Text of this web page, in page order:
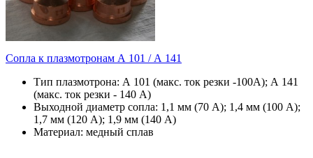
Сопла к плазмотронам А 101 / А 141
Тип плазмотрона: А 101 (макс. ток резки -100А); А 141
(макс. ток резки - 140 А)
Выходной диаметр сопла: 1,1 мм (70 А); 1,4 мм (100 А);
1,7 мм (120 А); 1,9 мм (140 А)
Материал: медный сплав